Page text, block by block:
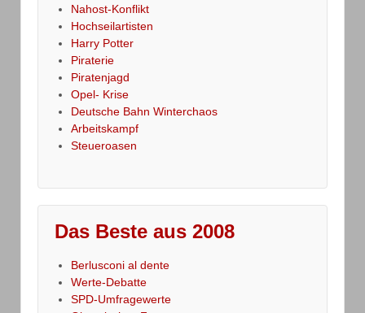
Nahost-Konflikt
Hochseilartisten
Harry Potter
Piraterie
Piratenjagd
Opel- Krise
Deutsche Bahn Winterchaos
Arbeitskampf
Steueroasen
Das Beste aus 2008
Berlusconi al dente
Werte-Debatte
SPD-Umfragewerte